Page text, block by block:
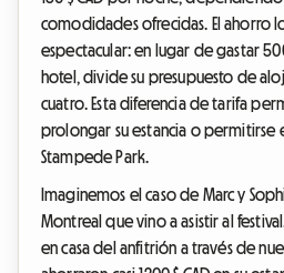
comodidades ofrecidas. El ahorro
espectacular: en lugar de gastar
hotel, divide su presupuesto de
cuatro. Esta diferencia de tarifa
prolongar su estancia o permitirse
Stampede Park.
Imaginemos el caso de Marc y
Montreal que vino a asistir al
en casa del anfitrión a través de